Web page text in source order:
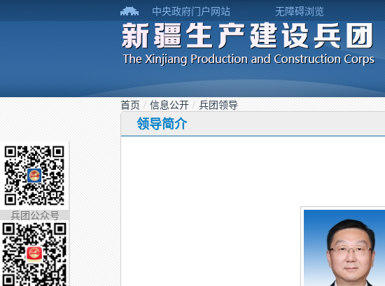
中央政府门户网站 无障碍浏览
首页 / 信息公开 / 兵团领导
领导简介
兵团公众号